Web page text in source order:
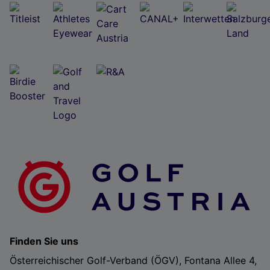
Finden Sie uns
Österreichischer Golf-Verband (ÖGV), Fontana Allee 4,
Wir und unsere Partner verarbeiten Daten, um
Folgendes bereitzustellen:
Verwendung genauer Standortdaten. Endgeräteeigenschaften zur Identifikation
aktiv abfragen. Speichern von oder Zugriff auf Informationen auf einem
Liste der Partner (Lieferanten)